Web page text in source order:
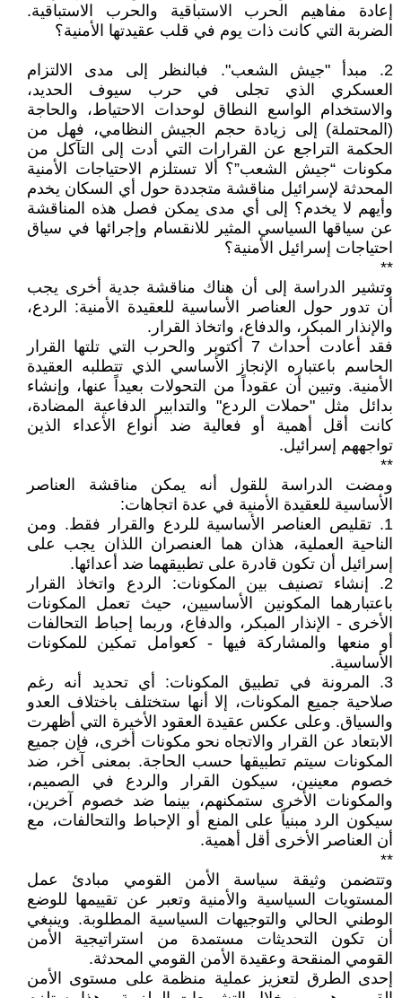
إعادة مفاهيم الحرب الاستباقية والحرب الاستباقية.
الضربة التي كانت ذات يوم في قلب عقيدتها الأمنية؟
2. مبدأ "جيش الشعب". فبالنظر إلى مدى الالتزام
العسكري الذي تجلى في حرب سيوف الحديد،
والاستخدام الواسع النطاق لوحدات الاحتياط، والحاجة
(المحتملة) إلى زيادة حجم الجيش النظامي، فهل من
الحكمة التراجع عن القرارات التي أدت إلى التآكل من
مكونات “جيش الشعب”؟ ألا تستلزم الاحتياجات الأمنية
المحدثة لإسرائيل مناقشة متجددة حول أي السكان يخدم
وأيهم لا يخدم؟ إلى أي مدى يمكن فصل هذه المناقشة
عن سياقها السياسي المثير للانقسام وإجرائها في سياق
احتياجات إسرائيل الأمنية؟
**
وتشير الدراسة إلى أن هناك مناقشة جدية أخرى يجب
أن تدور حول العناصر الأساسية للعقيدة الأمنية: الردع،
والإنذار المبكر، والدفاع، واتخاذ القرار.
فقد أعادت أحداث 7 أكتوبر والحرب التي تلتها القرار
الحاسم باعتباره الإنجاز الأساسي الذي تتطلبه العقيدة
الأمنية. وتبين أن عقوداً من التحولات بعيداً عنها، وإنشاء
بدائل مثل "حملات الردع" والتدابير الدفاعية المضادة،
كانت أقل أهمية أو فعالية ضد أنواع الأعداء الذين
تواجههم إسرائيل.
**
ومضت الدراسة للقول أنه يمكن مناقشة العناصر
الأساسية للعقيدة الأمنية في عدة اتجاهات:
1. تقليص العناصر الأساسية للردع والقرار فقط. ومن
الناحية العملية، هذان هما العنصران اللذان يجب على
إسرائيل أن تكون قادرة على تطبيقهما ضد أعدائها.
2. إنشاء تصنيف بين المكونات: الردع واتخاذ القرار
باعتبارهما المكونين الأساسيين، حيث تعمل المكونات
الأخرى - الإنذار المبكر، والدفاع، وربما إحباط التحالفات
أو منعها والمشاركة فيها - كعوامل تمكين للمكونات
الأساسية.
3. المرونة في تطبيق المكونات: أي تحديد أنه رغم
صلاحية جميع المكونات، إلا أنها ستختلف باختلاف العدو
والسياق. وعلى عكس عقيدة العقود الأخيرة التي أظهرت
الابتعاد عن القرار والاتجاه نحو مكونات أخرى، فإن جميع
المكونات سيتم تطبيقها حسب الحاجة. بمعنى آخر، ضد
خصوم معينين، سيكون القرار والردع في الصميم،
والمكونات الأخرى ستمكنهم، بينما ضد خصوم آخرين،
سيكون الرد مبنياً على المنع أو الإحباط والتحالفات، مع
أن العناصر الأخرى أقل أهمية.
**
وتتضمن وثيقة سياسة الأمن القومي مبادئ عمل
المستويات السياسية والأمنية وتعبر عن تقييمها للوضع
الوطني الحالي والتوجيهات السياسية المطلوبة. وينبغي
أن تكون التحديثات مستمدة من استراتيجية الأمن
القومي المنقحة وعقيدة الأمن القومي المحدثة.
إحدى الطرق لتعزيز عملية منظمة على مستوى الأمن